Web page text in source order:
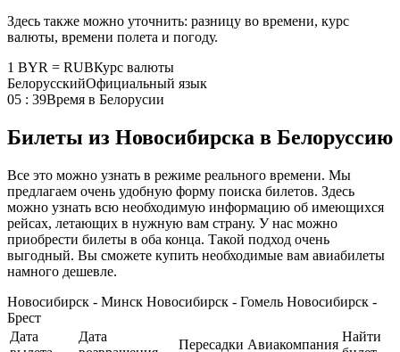
Здесь также можно уточнить: разницу во времени, курс
валюты, времени полета и погоду.
1 BYR = RUBКурс валюты
БелорусскийОфициальный язык
05 : 39Время в Белорусии
Билеты из Новосибирска в Белоруссию
Все это можно узнать в режиме реального времени. Мы
предлагаем очень удобную форму поиска билетов. Здесь
можно узнать всю необходимую информацию об имеющихся
рейсах, летающих в нужную вам страну. У нас можно
приобрести билеты в оба конца. Такой подход очень
выгодный. Вы сможете купить необходимые вам авиабилеты
намного дешевле.
Новосибирск - Минск Новосибирск - Гомель Новосибирск -
Брест
Дата
Дата
Пересадки Авиакомпания
Найти